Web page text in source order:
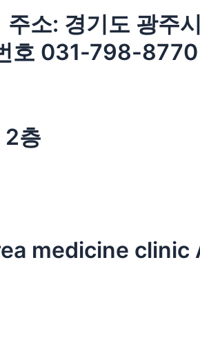
소: 경기도 광주
호 031-798-8770
2층
medicine clinic